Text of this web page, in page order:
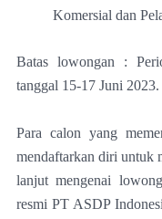
Komersial dan
Batas lowongan :
tanggal 15-17 Juni 2023.
Para calon yang
mendaftarkan diri untuk
lanjut mengenai
resmi PT ASDP